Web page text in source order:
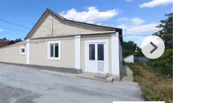
Next